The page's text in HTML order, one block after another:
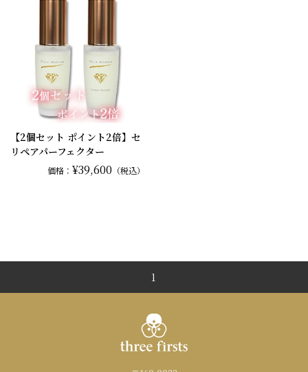
【2個セット ポイント2倍】セ
リペアパーフェクター
価格：¥39,600 （税込）
1